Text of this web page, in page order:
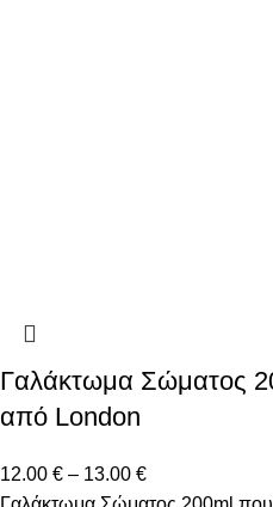
Γαλάκτωμα Σώματος
από London
12.00 € – 13.00 €